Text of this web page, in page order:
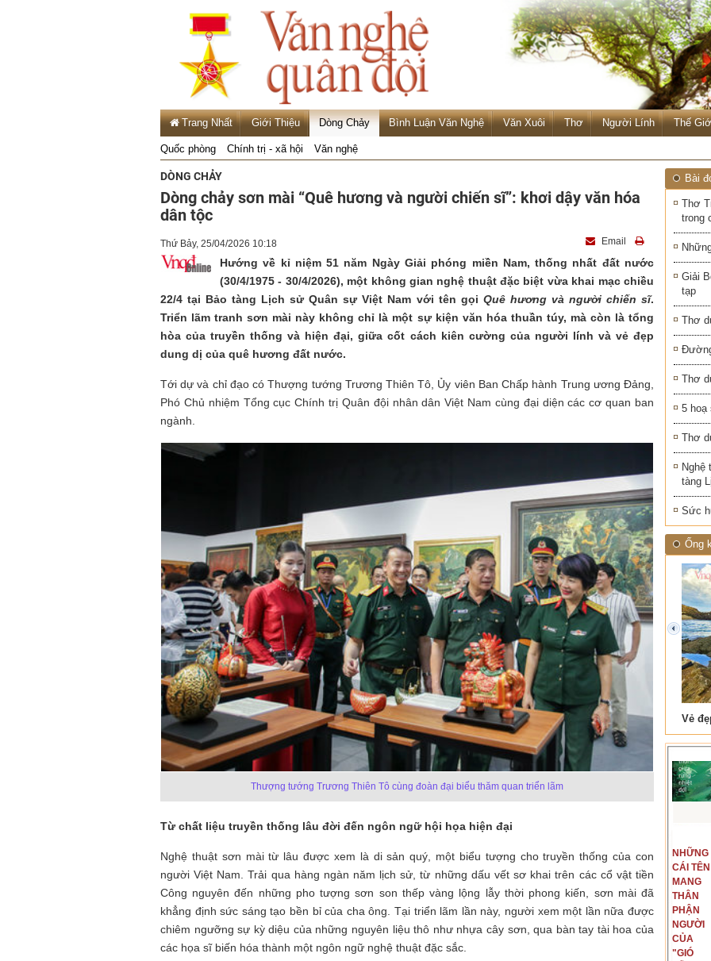
Trang Nhất Giới Thiệu Dòng Chảy Bình Luận Văn Nghệ Văn Xuôi Thơ Người Lính Thế
Quốc phòng Chính trị - xã hội Văn nghệ
DÒNG CHẢY
Dòng chảy sơn mài “Quê hương và người chiến sĩ”: khơi dậy văn hóa
dân tộc
Thứ Bảy, 25/04/2026 10:18 Email
Hướng về kỉ niệm 51 năm Ngày Giải phóng miền Nam, thống nhất đất nước
(30/4/1975 - 30/4/2026), một không gian nghệ thuật đặc biệt vừa khai mạc chiều
22/4 tại Bảo tàng Lịch sử Quân sự Việt Nam với tên gọi Quê hương và người chiến sĩ.
Triển lãm tranh sơn mài này không chỉ là một sự kiện văn hóa thuần túy, mà còn là tổng
hòa của truyền thống và hiện đại, giữa cốt cách kiên cường của người lính và vẻ đẹp
dung dị của quê hương đất nước.
Tới dự và chỉ đạo có Thượng tướng Trương Thiên Tô, Ủy viên Ban Chấp hành Trung ương Đảng,
Phó Chủ nhiệm Tổng cục Chính trị Quân đội nhân dân Việt Nam cùng đại diện các cơ quan ban
ngành.
Thượng tướng Trương Thiên Tô cùng đoàn đại biểu thăm quan triển lãm
Từ chất liệu truyền thống lâu đời đến ngôn ngữ hội họa hiện đại
Nghệ thuật sơn mài từ lâu được xem là di sản quý, một biểu tượng cho truyền thống của con
người Việt Nam. Trải qua hàng ngàn năm lịch sử, từ những dấu vết sơ khai trên các cổ vật tiền
Công nguyên đến những pho tượng sơn son thếp vàng lộng lẫy thời phong kiến, sơn mài đã
khẳng định sức sáng tạo bền bỉ của cha ông. Tại triển lãm lần này, người xem một lần nữa được
chiêm ngưỡng sự kỳ diệu của những nguyên liệu thô như nhựa cây sơn, qua bàn tay tài hoa của
các họa sĩ biến hóa thành một ngôn ngữ nghệ thuật đặc sắc.
Bài
Thơ
trong
Giải
tạp
Thơ
Thơ
5 hoạ
Thơ
Nghệ
tàng
Sức
Ống
Mùa xanh Tam Cốc Lẫm liệt Hải Vân quan
prev
NHỮNG
TÔI GẶP,
NHỮNG
CHUYỆN
TÔI VIẾT
công việc của sự hư cấu, một
hành trình phác dựng thế giới từ
trí tưởng tượng, nơi nhà văn tự
do tạo hình mọi thứ theo ý mình...
(TRẦN THỊ TÚ NGỌC)
NGUYÊN
CỦA TÔI
LÀ
NHỮNG
NGƯỜI
CAO CỜ
Bắc, tôi có thế mạnh khi hình
dung, mở ra không gian của giai
đoạn lịch sử đó... (PHẠM VÂN
ANH)
NHỮNG
CÁI TÊN
MANG
THÂN
PHẬN
NGƯỜI
CỦA
"GIÓ